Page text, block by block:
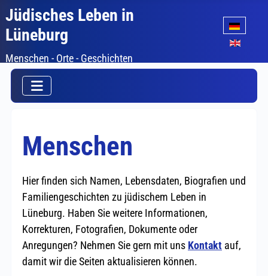
Jüdisches Leben in
Lüneburg
Menschen - Orte - Geschichten
Sprache